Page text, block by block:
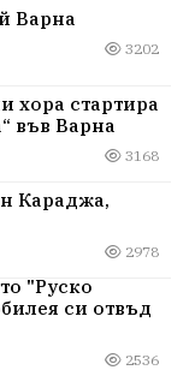
Варна
3202
хора стартира
във Варна
3168
Караджа,
2978
"Руско
си отвъд
2536